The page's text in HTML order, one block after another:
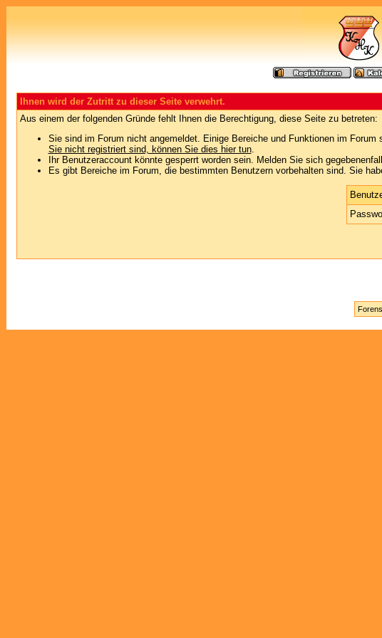
Ihnen wird der Zutritt zu dieser Seite verwehrt.
Aus einem der folgenden Gründe fehlt Ihnen die Berechtigung, diese Seite zu betreten:
Sie sind im Forum nicht angemeldet. Einige Bereiche und Funktionen im
Sie nicht registriert sind, können Sie dies hier tun.
Ihr Benutzeraccount könnte gesperrt worden sein. Melden Sie sich
Es gibt Bereiche im Forum, die bestimmten Benutzern vorbehalten sind. Sie